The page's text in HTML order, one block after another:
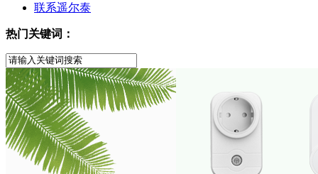
联系遥尔泰
热门关键词：